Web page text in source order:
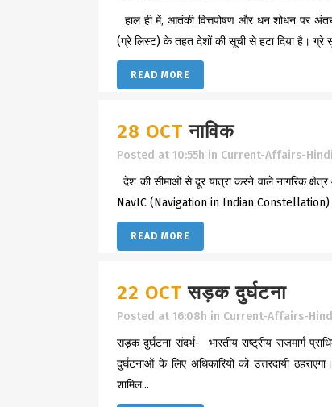
हाल ही में, आतंकी वित्तपोषण और धन शोधन पर
(ग्रे लिस्ट) के तहत देशों की सूची से हटा दिया है। ग्रे
READ MORE
28 OCT नाविक
Posted at 10:55h in Current-Affairs-Hindi
देश की सीमाओं से दूर यात्रा करने वाले नागरिक
NavIC (Navigation in Indian Constellation) का
READ MORE
22 OCT सड़क दुर्घटना
Posted at 16:08h in Current-Affairs-
सड़क दुर्घटना संदर्भ- भारतीय राष्ट्रीय राजमार्ग
दुर्घटनाओं के लिए अधिकारियों को उत्तरदायी
शामिल...